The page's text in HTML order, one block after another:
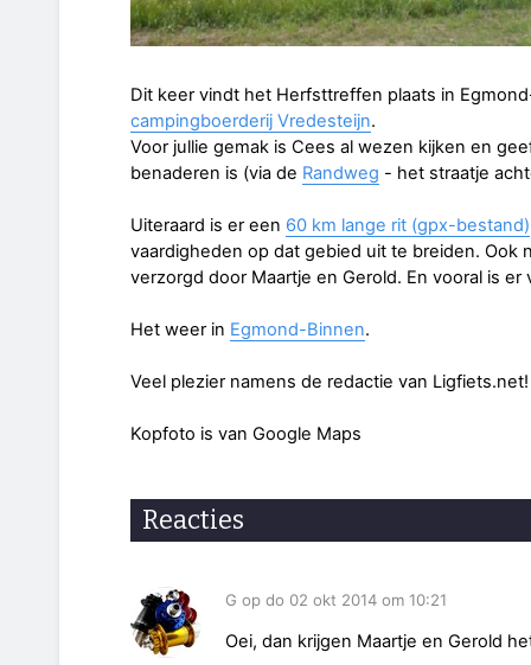
Dit keer vindt het Herfsttreffen plaats in
campingboerderij Vredesteijn.
Voor jullie gemak is Cees al wezen kijken en
benaderen is (via de Randweg - het straatje
Uiteraard is er een 60 km lange rit (gpx-bestand)
vaardigheden op dat gebied uit te breiden. Ook
verzorgd door Maartje en Gerold. En vooral is er
Het weer in Egmond-Binnen.
Veel plezier namens de redactie van Ligfiets.net!
Kopfoto is van Google Maps
Reacties
G op do 02 okt 2014 om 10:21
Oei, dan krijgen Maartje en Gerold